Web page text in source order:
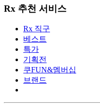
Rx 추천 서비스
Rx 직구
베스트
특가
기획전
쿠FUN&멤버십
브랜드